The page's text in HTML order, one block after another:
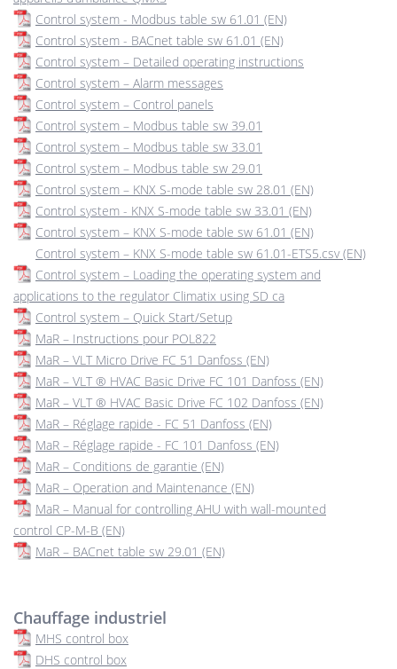
Control system - Modbus table sw 61.01 (EN)
Control system - BACnet table sw 61.01 (EN)
Control system – Detailed operating instructions
Control system – Alarm messages
Control system – Control panels
Control system – Modbus table sw 39.01
Control system – Modbus table sw 33.01
Control system – Modbus table sw 29.01
Control system – KNX S-mode table sw 28.01 (EN)
Control system - KNX S-mode table sw 33.01 (EN)
Control system – KNX S-mode table sw 61.01 (EN)
Control system – KNX S-mode table sw 61.01-ETS5.csv (EN)
Control system – Loading the operating system and
applications to the regulator Climatix using SD ca
Control system – Quick Start/Setup
MaR – Instructions pour POL822
MaR – VLT Micro Drive FC 51 Danfoss (EN)
MaR – VLT ® HVAC Basic Drive FC 101 Danfoss (EN)
MaR – VLT ® HVAC Basic Drive FC 102 Danfoss (EN)
MaR – Réglage rapide - FC 51 Danfoss (EN)
MaR – Réglage rapide - FC 101 Danfoss (EN)
MaR – Conditions de garantie (EN)
MaR – Operation and Maintenance (EN)
MaR – Manual for controlling AHU with wall-mounted
control CP-M-B (EN)
MaR – BACnet table sw 29.01 (EN)
Chauffage industriel
MHS control box
DHS control box